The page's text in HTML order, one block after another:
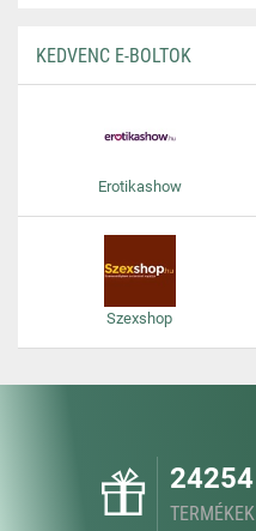
KEDVENC E-BOLTOK
Erotikashow
Szexshop
24254
TERMÉKEK